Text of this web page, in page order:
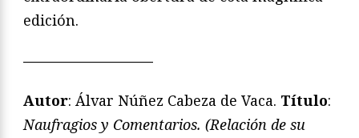
edición.
—————————
Autor: Álvar Núñez Cabeza de Vaca. Título:
Naufragios y Comentarios. (Relación de su